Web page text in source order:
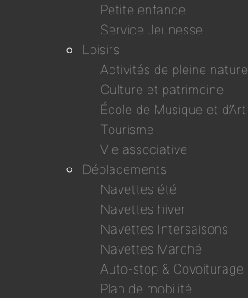
Petite enfance
Service Jeunesse
Loisirs
Activités de pleine nature
Culture et patrimoine
École de Musique et d’Art
Tourisme
Vie associative
Déplacements
Navettes été
Navettes hiver
Navettes Intersaisons
Navettes Marché
Auto-stop & Covoiturage
Plan de mobilité